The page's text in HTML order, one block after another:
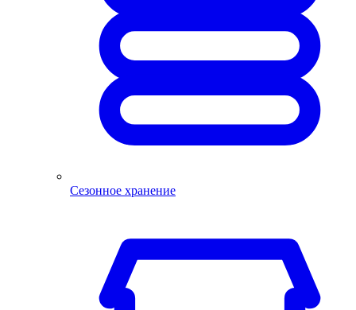
Сезонное хранение